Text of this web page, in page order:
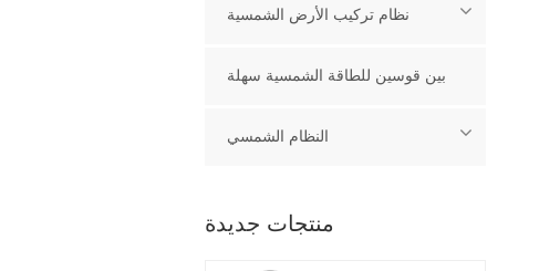
نظام تركيب الأرض الشمسية
بين قوسين للطاقة الشمسية سهلة
النظام الشمسي
منتجات جديدة